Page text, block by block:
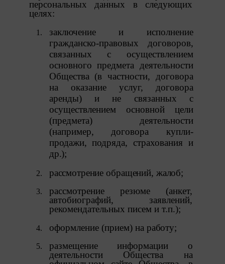
персональных данных в следующих
целях:
заключение и исполнение
гражданско-правовых договоров,
связанных с осуществлением
основного предмета деятельности
Общества (в частности, договора
на
оказание услуг, договора
аренды) и
не связанных
с
осуществлением основной
цели
(предмета)
деятельности
(например,
договора
купли-
продажи, подряда,
страхования и
др.);
рассмотрение обращений, жалоб;
рассмотрение резюме (анкет,
автобиографий, заявлений,
рекомендательных писем и т.п.);
оформление (прием) на работу;
размещение
информации о
деятельности Общества на
повторный выбор предпочтений куки, языковой
версии сайта, а также могут некорректно
позволяет определять предпочтения пользователей
сайта, в том числе наиболее и наименее популярные
страницы и принимать меры по совершенствованию
работы сайта исходя из предпочтений пользователей.
14. Помимо настроек файлов cookie на сайте
субъекты персональных данных могут принять или
отклонить сбор всех или некоторых файлов cookie в
настройках своего браузера.
При этом, некоторые браузеры позволяют посещать
интернет-сайты в режиме «Инкогнито», чтобы
ограничить хранимый на компьютере объем
файлы cookie. Кроме того, субъект персональных
cookie выбрав соответствующую опцию в истории
браузера.
Подробнее о параметрах управления можно
ознакомиться, перейдя по внешним ссылкам,
ведущим на соответствующие страницы сайтов
основных браузеров: